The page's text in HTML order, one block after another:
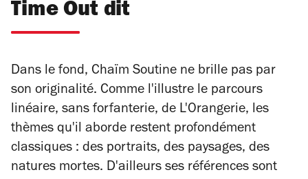
Time Out dit
Dans le fond, Chaïm Soutine ne brille pas par
son originalité. Comme l'illustre le parcours
linéaire, sans forfanterie, de L'Orangerie, les
thèmes qu'il aborde restent profondément
classiques : des portraits, des paysages, des
natures mortes. D'ailleurs ses références sont